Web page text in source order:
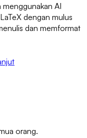
menggunakan AI
dengan mulus
dan memformat
orang.